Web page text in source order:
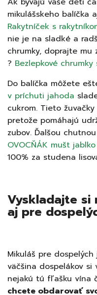
mikulášskeho balíčka
Rakytníček s
nie je na sladké a
chrumky, doprajte mu
? Bezlepkové
Do balíčka môžete
v príchuti jahoda
cukrom. Tieto
pretože pomáhajú
zubov. Ďalšou
OVOCŇÁK mušt
100% za studena
Vyskladajte si
aj pre
Mikuláš pre
väčšina dospelákov
nejakú tú fľašku vína
chcete obdarovať